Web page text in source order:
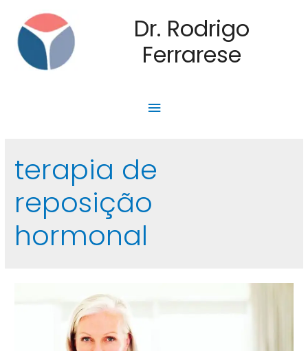
Dr. Rodrigo
Ferrarese
terapia de
reposição
hormonal